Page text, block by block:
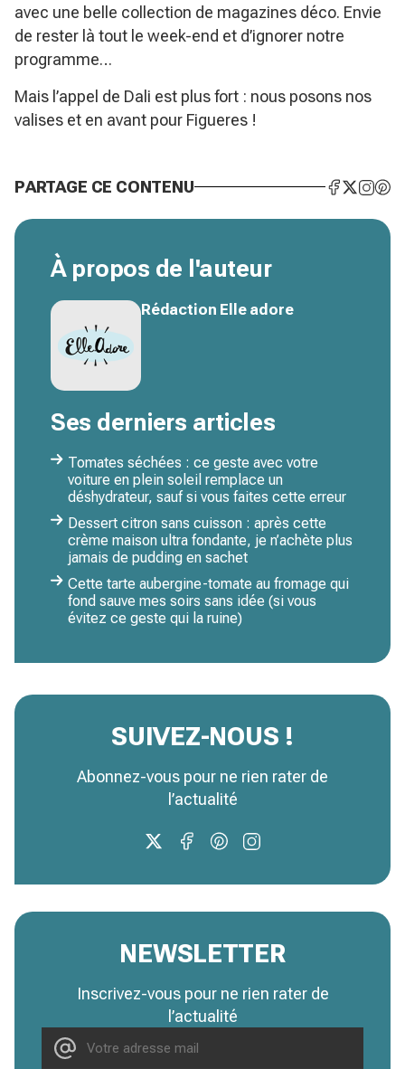
avec une belle collection de magazines déco. Envie
de rester là tout le week-end et d’ignorer notre
programme…
Mais l’appel de Dali est plus fort : nous posons nos
valises et en avant pour Figueres !
PARTAGE CE CONTENU
À propos de l'auteur
Rédaction Elle adore
Ses derniers articles
Tomates séchées : ce geste avec votre
voiture en plein soleil remplace un
déshydrateur, sauf si vous faites cette erreur
Dessert citron sans cuisson : après cette
crème maison ultra fondante, je n’achète plus
jamais de pudding en sachet
Cette tarte aubergine-tomate au fromage qui
fond sauve mes soirs sans idée (si vous
évitez ce geste qui la ruine)
SUIVEZ-NOUS !
Abonnez-vous pour ne rien rater de
l’actualité
NEWSLETTER
Inscrivez-vous pour ne rien rater de
l’actualité